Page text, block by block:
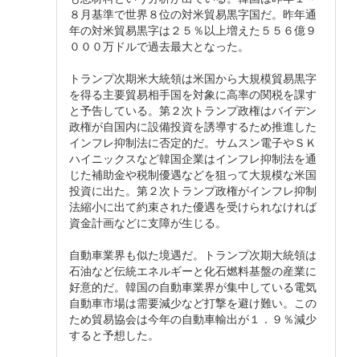
８月基準で世界８位の対米貿易黒字国だ。昨年通
年の対米貿易黒字は２５％以上増えた５５６億９
０００万ドルで過去最大となった。
トランプ次期米大統領は米国から大規模貿易黒字
を得る主要貿易相手国を対象に高率の関税を課す
と予告している。第２次トランプ政権はバイデン
政権が自国内に設備投資を誘導するため推進した
インフレ抑制法に否定的だ。サムスン電子やＳＫ
ハイニックスなど韓国企業はインフレ抑制法を通
じた補助金や税制優遇などを狙って大規模な米国
投資に出た。第２次トランプ政権がインフレ抑制
法縮小に出て約束された優遇を受けられなければ
資金計画などに支障が生じる。
自動車業界も似た境遇だ。トランプ次期大統領は
石油など伝統エネルギーと化石燃料基盤の産業に
好意的だ。韓国の自動車業界が集中している電気
自動車市場は需要減少など打撃を避け難い。この
ため貿易協会は今年の自動車輸出が１．９％減少
すると予想した。